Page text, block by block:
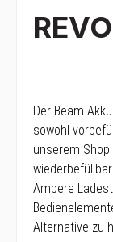
Der Beam
sowohl
unserem
Ampere
Alternative zu